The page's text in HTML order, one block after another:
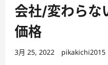
会社/変わらな
価格
3月 25, 2022 pikakichi2015